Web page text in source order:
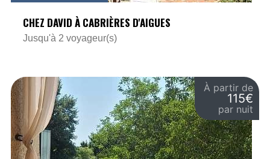
CHEZ DAVID À CABRIÈRES D'AIGUES
Jusqu'à 2 voyageur(s)
À partir de
115€
par nuit